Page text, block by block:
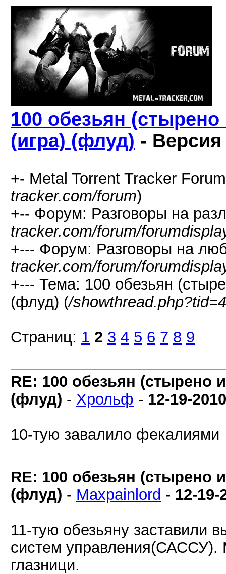
100 обезьян
(игра) (флуд) -
+- Metal Torrent Tracker
tracker.com/forum)
+-- Форум: Разговоры на
tracker.com/forum/
+--- Форум: Разговоры на
tracker.com/forum/
+--- Тема: 100 обезьян
(флуд) (/
Страниц: 1 2 3 4 5 6 7 8 9
RE: 100 обезьян (стырено
(флуд) - Хрольф - 12-19-2010
10-тую завалило фекалиями
RE: 100 обезьян (стырено
(флуд) - Maxpainlord - 12-19-
11-тую обезьяну заставили
систем управления(САССУ).
глазници.